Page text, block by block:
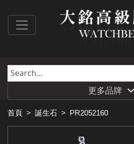
更多品牌
首頁 > 誕生石 > PR2052160